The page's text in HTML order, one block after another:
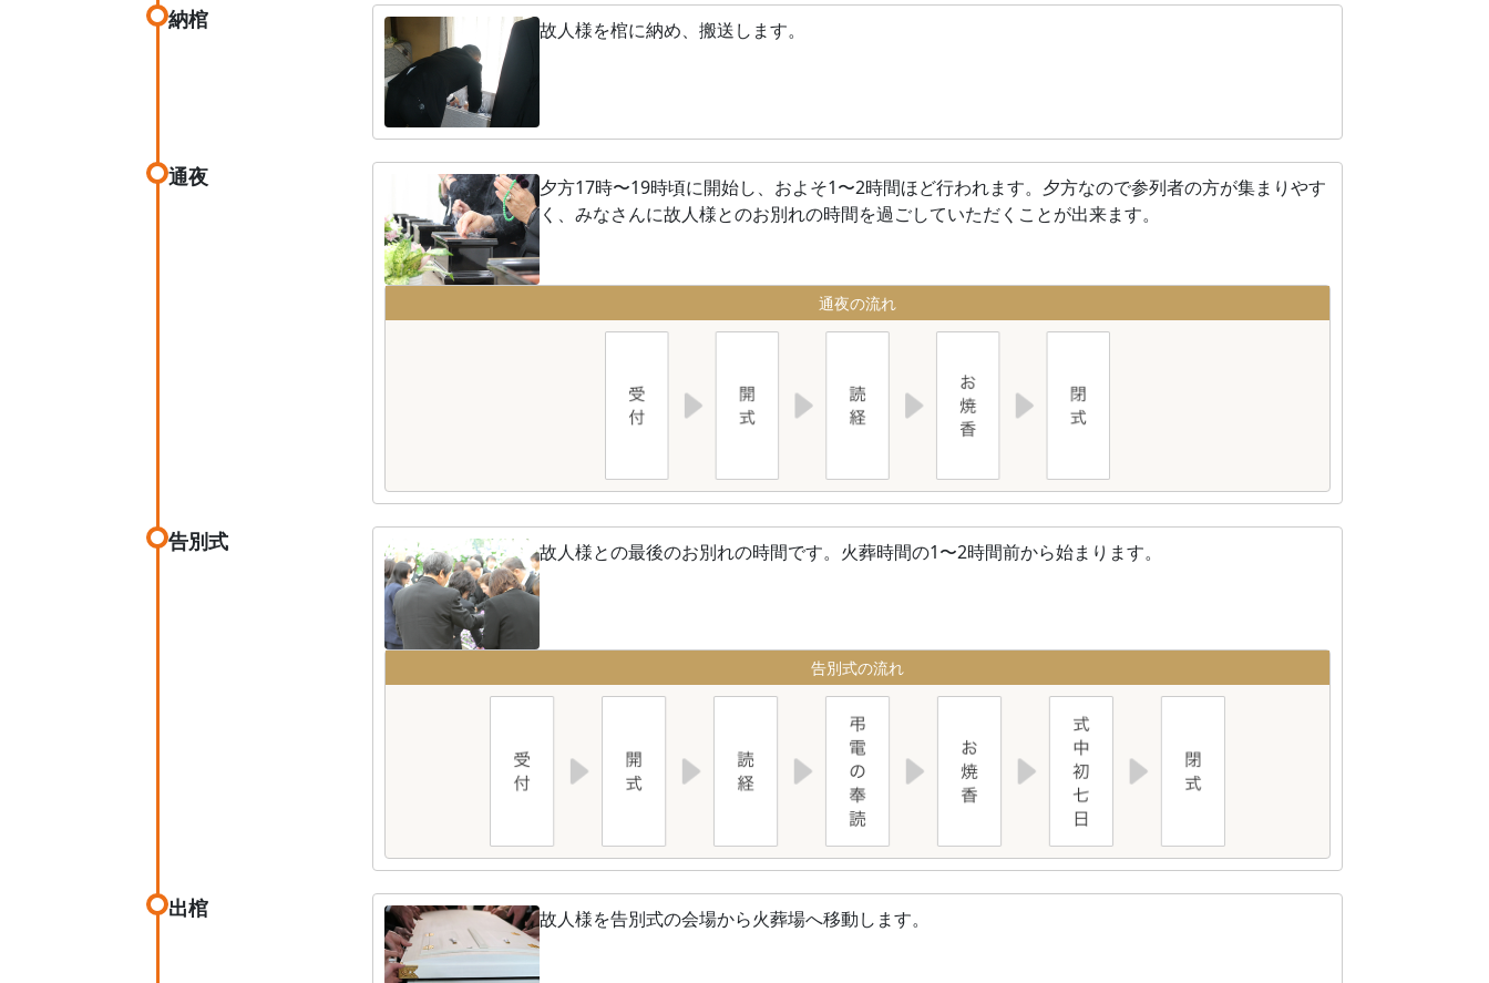
納棺 故人様を棺に納め、搬送します。
通夜
夕方17時〜19時頃に開始し、およそ1〜2時間ほど行われます。夕方なので参列者の方が集まりやす
く、みなさんに故人様とのお別れの時間を過ごしていただくことが出来ます。
通夜の流れ
告別式 故人様との最後のお別れの時間です。火葬時間の1〜2時間前から始まります。
告別式の流れ
出棺 故人様を告別式の会場から火葬場へ移動します。